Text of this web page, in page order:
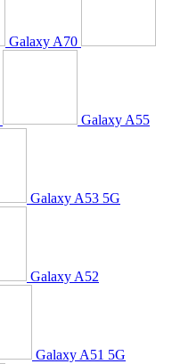
Galaxy A70
Galaxy A55
Galaxy A53 5G
Galaxy A52
Galaxy A51 5G